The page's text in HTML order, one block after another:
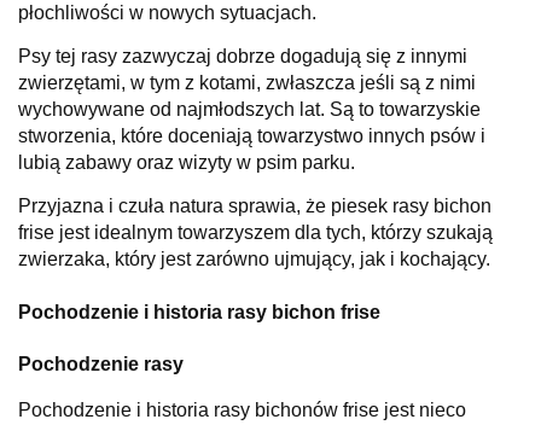
płochliwości w nowych sytuacjach.
Psy tej rasy zazwyczaj dobrze dogadują się z innymi
zwierzętami, w tym z kotami, zwłaszcza jeśli są z nimi
wychowywane od najmłodszych lat. Są to towarzyskie
stworzenia, które doceniają towarzystwo innych psów i
lubią zabawy oraz wizyty w psim parku.
Przyjazna i czuła natura sprawia, że piesek rasy bichon
frise jest idealnym towarzyszem dla tych, którzy szukają
zwierzaka, który jest zarówno ujmujący, jak i kochający.
Pochodzenie i historia rasy bichon frise
Pochodzenie rasy
Pochodzenie i historia rasy bichonów frise jest nieco